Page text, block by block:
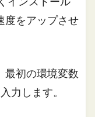
度をアップさせ
最初の環境変数
力します。